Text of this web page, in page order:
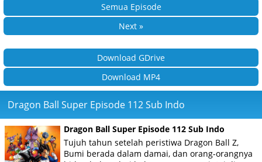
Semua Episode
Next »
Download GDrive
Download MP4
Dragon Ball Super Episode 112 Sub Indo
Dragon Ball Super Episode 112 Sub Indo
Tujuh tahun setelah peristiwa Dragon Ball Z,
Bumi berada dalam damai, dan orang-orangnya